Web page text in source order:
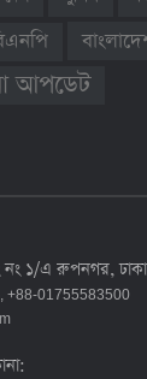
আপডেট
নং ১/এ রুপনগর,
+88-01755583500